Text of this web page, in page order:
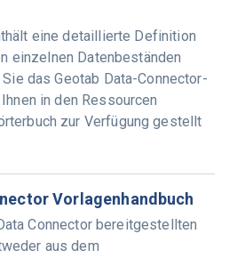
eine detaillierte Definition
einzelnen Datenbeständen
das Geotab Data-Connector-
in den Ressourcen
zur Verfügung gestellt
Vorlagenhandbuch
Connector bereitgestellten
aus dem